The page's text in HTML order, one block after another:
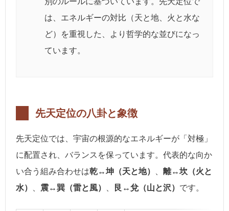
は、エネルギーの対比（天と地、火と水な
ど）を重視した、より哲学的な並びになっ
ています。
先天定位の八卦と象徴
先天定位では、宇宙の根源的なエネルギーが「対極」
に配置され、バランスを保っています。代表的な向か
い合う組み合わせは乾↔坤（天と地）
離↔坎（火と
水）
震↔巽（雷と風） 艮↔兌（山と沢） です。